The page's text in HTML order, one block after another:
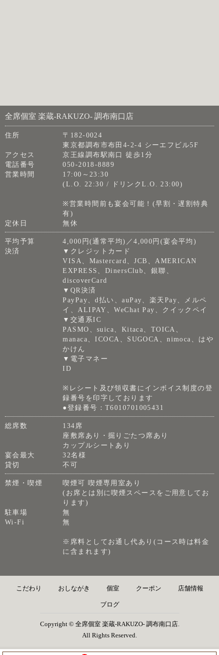
全席個室 楽蔵‐RAKUZO‐ 調布南口店
住所
〒182-0024
東京都調布市布田4-2-4 シーエフビル5F
アクセス
京王線調布駅南口 徒歩1分
電話番号
050-2018-8889
営業時間
17:00～23:30
(L.O. 22:30 / ドリンクL.O. 23:00)
※営業時間前も宴会可能！(早割・遅割特典
有)
定休日
無休
平均予算
4,000円(通常平均)／4,000円(宴会平均)
決済
▼クレジットカード
VISA、Mastercard、JCB、AMERICAN
EXPRESS、DinersClub、銀聯、
discoverCard
▼QR決済
PayPay、d払い、auPay、楽天Pay、メルペ
イ、ALIPAY、WeChat Pay、クイックペイ
▼交通系IC
PASMO、suica、Kitaca、TOICA、
manaca、ICOCA、SUGOCA、nimoca、はや
かけん
▼電子マネー
ID
※レシート及び領収書にインボイス制度の登
録番号を印字しております
●登録番号：T6010701005431
総席数
134席
座敷席あり・掘りごたつ席あり
カップルシートあり
宴会最大
32名様
貸切
不可
禁煙・喫煙
喫煙可 喫煙専用室あり
(お席とは別に喫煙スペースをご用意してお
ります)
駐車場
無
Wi-Fi
無
※席料としてお通し代あり(コース時は料金
に含まれます)
こだわり おしながき 個室 クーポン 店舗情報
ブログ
Copyright © 全席個室 楽蔵‐RAKUZO‐ 調布南口店.
All Rights Reserved.